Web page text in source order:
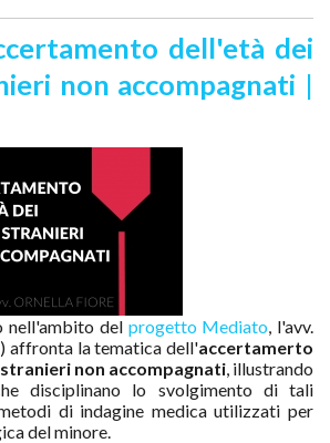
dell'età dei
non accompagnati |
nell'ambito del progetto Mediato , l'avv.
affronta la tematica dell'accertamerto
non accompagnati, illustrando
disciplinano lo svolgimento di tali
di indagine medica utilizzati per
del minore.